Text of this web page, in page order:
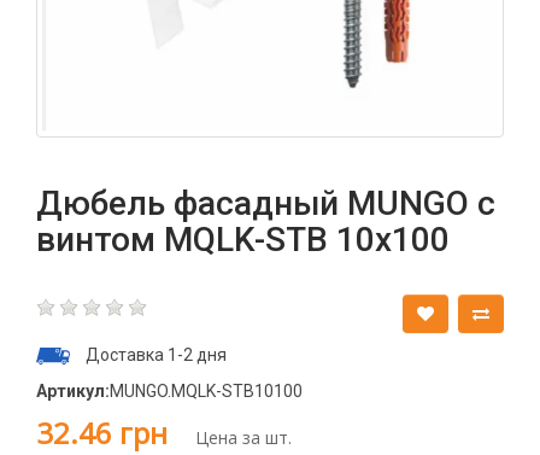
Дюбель фасадный MUNGO с
винтом MQLK-STB 10x100
Доставка 1-2 дня
Артикул:MUNGO.MQLK-STB10100
32.46 грн Цена за шт.